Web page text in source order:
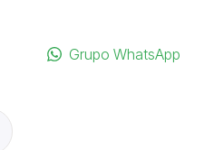
Grupo WhatsApp